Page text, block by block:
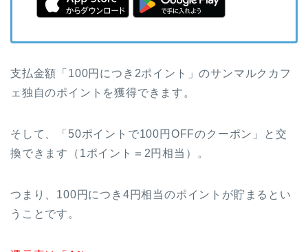
支払金額「100円につき2ポイント」のサンマルクカフ
ェ独自のポイントを獲得できます。
そして、「50ポイントで100円OFFのクーポン」と交
換できます（1ポイント＝2円相当）。
つまり、100円につき4円相当のポイントが貯まるとい
うことです。